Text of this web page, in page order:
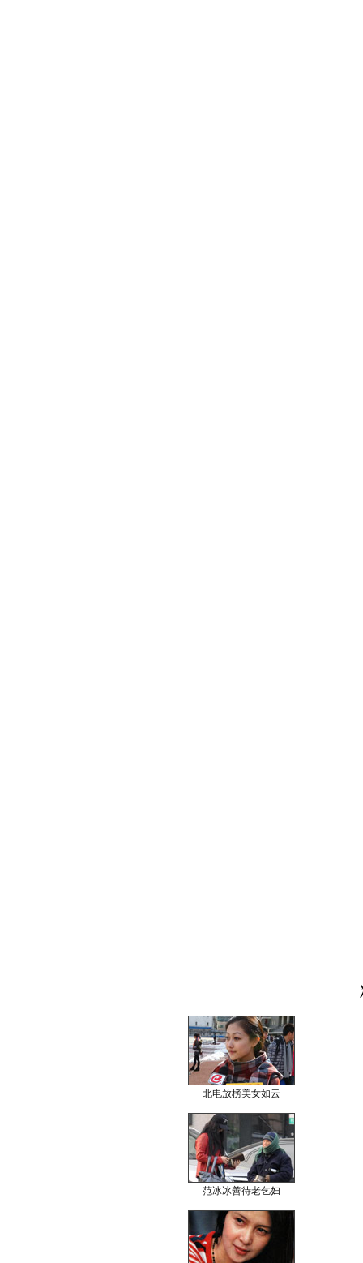
北电放榜美女如云
范冰冰善待老乞妇